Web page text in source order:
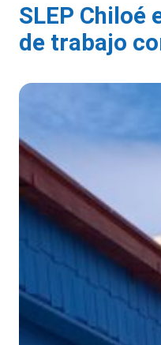
SLEP Chiloé
de trabajo